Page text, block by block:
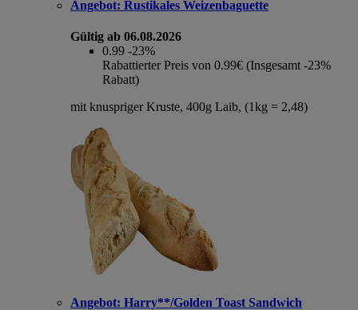
Angebot: Rustikales Weizenbaguette
Gültig ab 06.08.2026
0.99 -23%
Rabattierter Preis von 0.99€ (Insgesamt -23%
Rabatt)
mit knuspriger Kruste, 400g Laib, (1kg = 2,48)
Angebot: Harry**/Golden Toast Sandwich